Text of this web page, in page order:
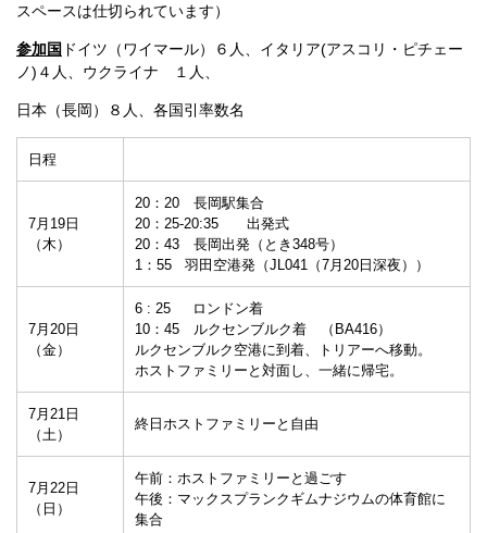
スペースは仕切られています）
参加国 ドイツ（ワイマール）６人、イタリア(アスコリ・ピチェー
ノ)４人、ウクライナ １人、
日本（長岡）８人、各国引率数名
日程
7月19日
（木）
20：20 長岡駅集合
20：25-20:35 出発式
20：43 長岡出発（とき348号）
1：55 羽田空港発（JL041（7月20日深夜））
7月20日
（金）
6 : 25 ロンドン着
10：45 ルクセンブルク着 （BA416）
ルクセンブルク空港に到着、トリアーへ移動。
ホストファミリーと対面し、一緒に帰宅。
7月21日
（土）
終日ホストファミリーと自由
7月22日
（日）
午前：ホストファミリーと過ごす
午後：マックスプランクギムナジウムの体育館に
集合